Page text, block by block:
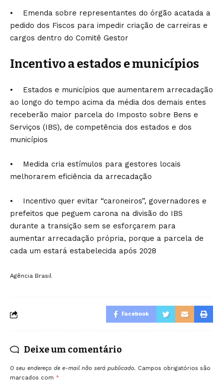
• Emenda sobre representantes do órgão acatada a
pedido dos Fiscos para impedir criação de carreiras e
cargos dentro do Comitê Gestor
Incentivo a estados e municípios
• Estados e municípios que aumentarem arrecadação
ao longo do tempo acima da média dos demais entes
receberão maior parcela do Imposto sobre Bens e
Serviços (IBS), de competência dos estados e dos
municípios
• Medida cria estímulos para gestores locais
melhorarem eficiência da arrecadação
• Incentivo quer evitar “caroneiros”, governadores e
prefeitos que peguem carona na divisão do IBS
durante a transição sem se esforçarem para
aumentar arrecadação própria, porque a parcela de
cada um estará estabelecida após 2028
Agência Brasil
Facebook
Deixe um comentário
O seu endereço de e-mail não será publicado. Campos obrigatórios são
marcados com *